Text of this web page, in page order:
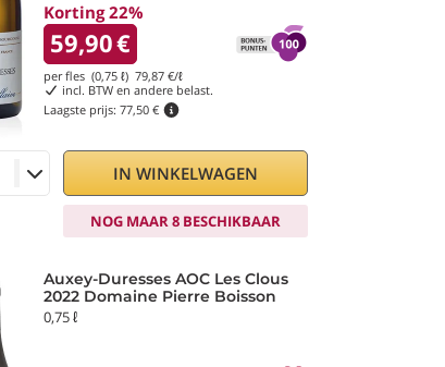
Korting 22%
59,90€
per fles (0,75 ℓ) 79,87 €/ℓ
incl. BTW en andere belast.
Laagste prijs: 77,50 €
IN WINKELWAGEN
NOG MAAR 8 BESCHIKBAAR
Auxey-Duresses AOC Les Clous
2022 Domaine Pierre Boisson
0,75 ℓ